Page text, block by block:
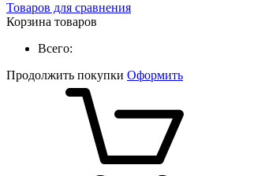
Товаров для сравнения
Корзина товаров
Всего:
Продолжить покупки Оформить